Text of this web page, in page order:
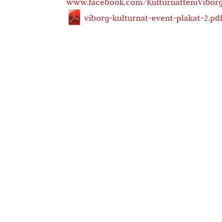
www.facebook.com/
viborg-kulturnat-event-plakat-